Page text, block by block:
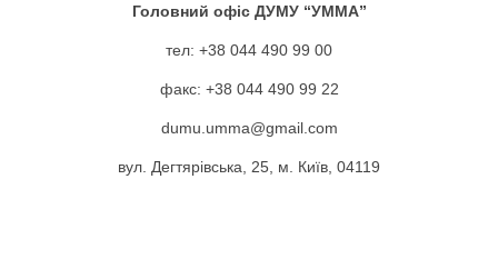
Головний офіс ДУМУ “УММА”
тел: +38 044 490 99 00
факс: +38 044 490 99 22
dumu.umma@gmail.com
вул. Дегтярівська, 25, м. Київ, 04119